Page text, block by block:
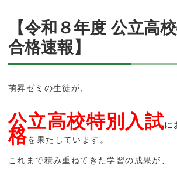
【令和８年度 公立高
合格速報】
萌昇ゼミの生徒が、
公立高校特別入試に
格を果たしています。
これまで積み重ねてきた学習の成果が、